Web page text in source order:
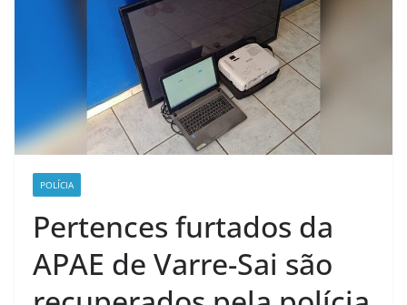
POLÍCIA
Pertences furtados da
APAE de Varre-Sai são